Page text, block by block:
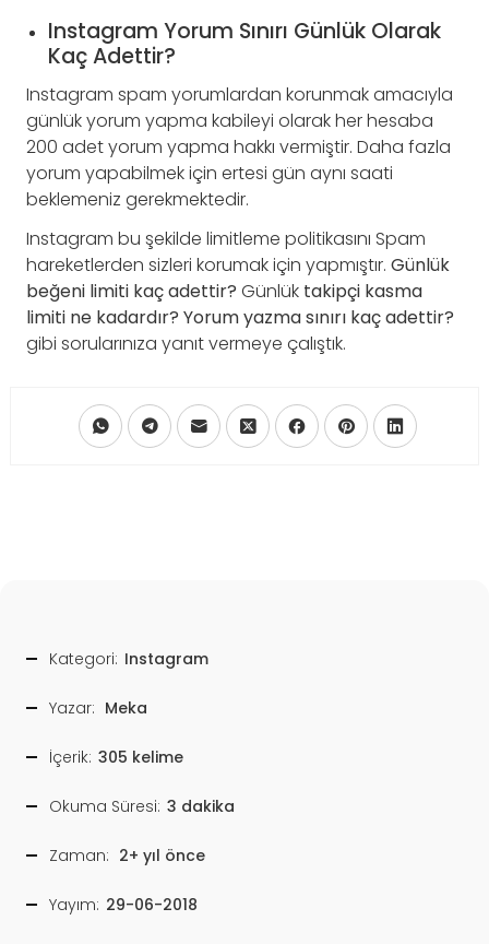
Instagram Yorum Sınırı Günlük Olarak
Kaç Adettir?
Instagram spam yorumlardan korunmak amacıyla
günlük yorum yapma kabileyi olarak her hesaba
200 adet yorum yapma hakkı vermiştir. Daha fazla
yorum yapabilmek için ertesi gün aynı saati
beklemeniz gerekmektedir.
Instagram bu şekilde limitleme politikasını Spam
hareketlerden sizleri korumak için yapmıştır. Günlük
beğeni limiti kaç adettir? Günlük takipçi kasma
limiti ne kadardır? Yorum yazma sınırı kaç adettir?
gibi sorularınıza yanıt vermeye çalıştık.
Kategori: Instagram
Yazar: Meka
İçerik: 305 kelime
Okuma Süresi: 3 dakika
Zaman: 2+ yıl önce
Yayım: 29-06-2018